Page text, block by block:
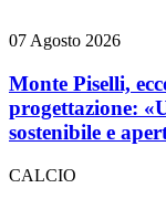
07 Agosto 2026
Monte Piselli,
progettazione:
sostenibile e
CALCIO